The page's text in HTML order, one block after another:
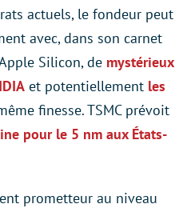
actuels, le fondeur peut
avec, dans son carnet
Silicon, de mystérieux
et potentiellement les
finesse. TSMC prévoit
pour le 5 nm aux États-
prometteur au niveau